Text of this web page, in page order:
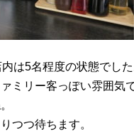
は5名程度の状態でした
ミリー客っぽい雰囲気
つつ待ちます。